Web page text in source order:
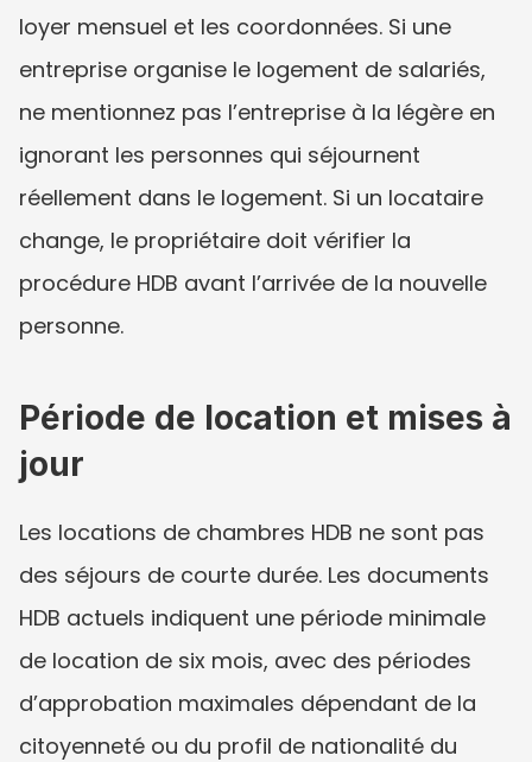
loyer mensuel et les coordonnées. Si une
entreprise organise le logement de salariés,
ne mentionnez pas l’entreprise à la légère en
ignorant les personnes qui séjournent
réellement dans le logement. Si un locataire
change, le propriétaire doit vérifier la
procédure HDB avant l’arrivée de la nouvelle
personne.
Période de location et mises à
jour
Les locations de chambres HDB ne sont pas
des séjours de courte durée. Les documents
HDB actuels indiquent une période minimale
de location de six mois, avec des périodes
d’approbation maximales dépendant de la
citoyenneté ou du profil de nationalité du